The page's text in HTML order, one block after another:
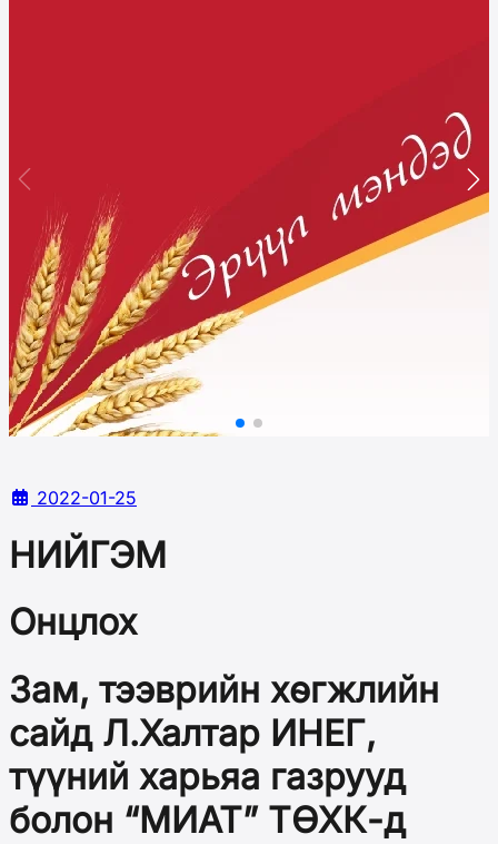
2022-01-25
НИЙГЭМ
Онцлох
Зам, тээврийн хөгжлийн
сайд Л.Халтар ИНЕГ,
түүний харьяа газрууд
болон “МИАТ” ТӨХК-д